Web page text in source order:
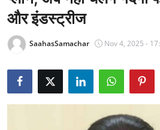
राजनीति
खेल
Epaper
धर्म
और इंडस्ट्रीज
SaahasSamachar Nov 4, 2025 -